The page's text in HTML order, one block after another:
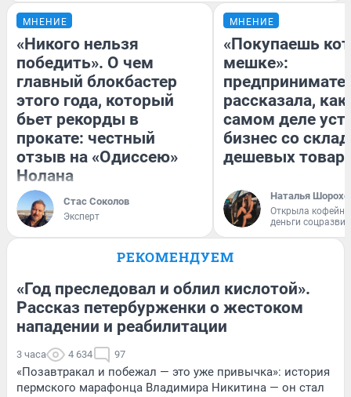
МНЕНИЕ
«Никого нельзя
победить». О чем
главный блокбастер
этого года, который
бьет рекорды в
прокате: честный
отзыв на «Одиссею»
Нолана
Стас Соколов
Эксперт
МНЕНИЕ
«Покупаешь
мешке»:
рассказала, как
самом деле
бизнес со
дешевых
Наталья
Открыла
деньги
РЕКОМЕНДУЕМ
«Год преследовал и облил кислотой».
Рассказ петербурженки о жестоком
нападении и реабилитации
3 часа 4 634 97
«Позавтракал и побежал — это уже привычка»: история
пермского марафонца Владимира Никитина — он стал